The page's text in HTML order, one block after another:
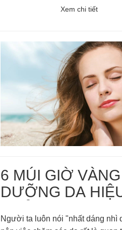
đẹp để chào đón một mùa hè sắp
Xem chi tiết
6 MÚI GIỜ VÀNG
DƯỠNG DA
Người ta luôn nói "nhất dáng nhì